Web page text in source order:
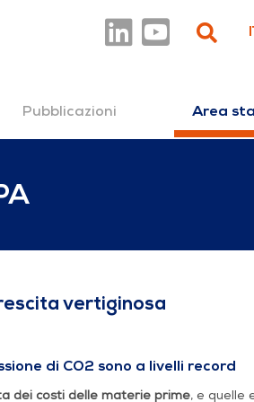
Pubblicazioni Area
vertiginosa
di CO2 sono a livelli record
dei costi delle materie prime, e quelle